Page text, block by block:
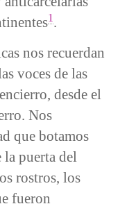
1 .
nos recuerdan
voces de las
desde el
Nos
que botamos
la puerta del
rostros, los
fueron